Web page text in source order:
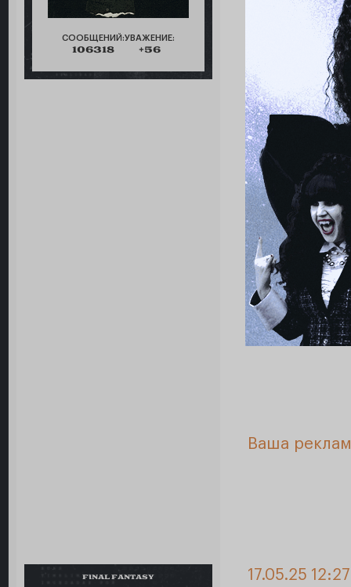
СООБЩЕНИЙ:
106318
УВАЖЕНИЕ:
+56
Ваша
FINAL FANTASY 17.05.25